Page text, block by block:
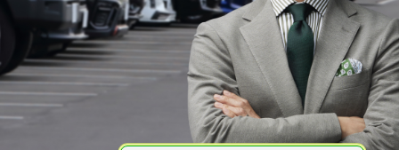
電話か出張か、高い方の査定を提案。
だから高価買取!
20秒で入力完了！
無料で カンタンWeb査定
ご依頼いただいたお車を丁寧に査定いたします